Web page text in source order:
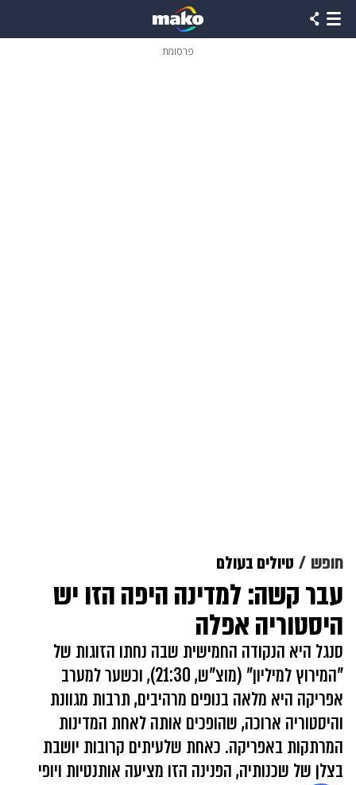
פרסומת
חופש טיולים בעולם
עבר קשה: למדינה היפה הזו יש
היסטוריה אפלה
סנגל היא הנקודה החמישית שבה נחתו הזוגות של
"המירוץ למיליון" (מוצ"ש, 21:30), וכשער למערב
אפריקה היא מלאה בנופים מרהיבים, תרבות מגוונת
והיסטוריה ארוכה, שהופכים אותה לאחת המדינות
המרתקות באפריקה. כאחת שלעיתים קרובות יושבת
בצלן של שכנותיה, הפנינה הזו מציעה אותנטיות ויופי